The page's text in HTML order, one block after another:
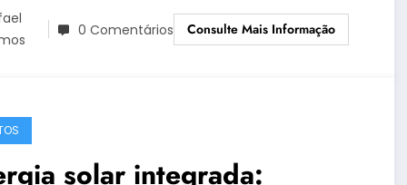
0 Comentários Consulte Mais Informação
solar integrada: